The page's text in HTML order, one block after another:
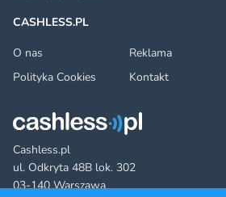
Cashless.pl
ul. Odkryta 48B lok. 302
03-140 Warszawa
CASHLESS.PL
O nas
Reklama
Polityka Cookies
Kontakt